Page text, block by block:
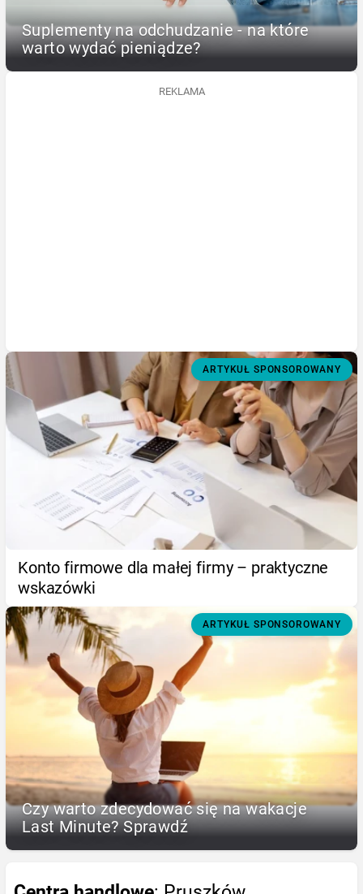
Suplementy na odchudzanie - na które
warto wydać pieniądze?
REKLAMA
ARTYKUŁ SPONSOROWANY
Konto firmowe dla małej firmy – praktyczne
wskazówki
ARTYKUŁ SPONSOROWANY
Czy warto zdecydować się na wakacje
Last Minute? Sprawdź